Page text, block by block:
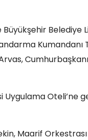
Oteli’ne
Maarif Orkestrası